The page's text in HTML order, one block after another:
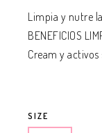
Limpia y nutre
BENEFICIOS
Cream y
SIZE